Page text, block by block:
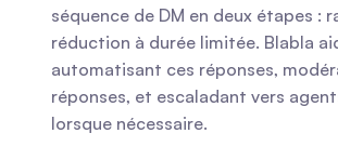
séquence de DM en deux étapes :
réduction à durée limitée. Blabla
automatisant ces réponses,
réponses, et escaladant vers
lorsque nécessaire.